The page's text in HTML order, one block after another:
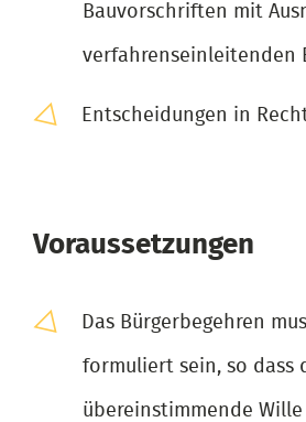
Bauvorschriften mit
verfahrenseinleitenden
Entscheidungen in
Voraussetzungen
Das Bürgerbegehren
formuliert sein, so dass
übereinstimmende